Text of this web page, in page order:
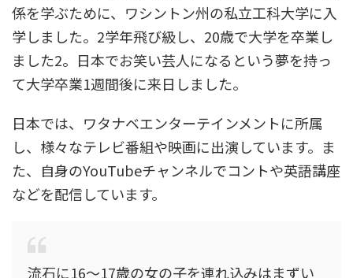
係を学ぶために、ワシントン州の私立工科大学に入
学しました。2学年飛び級し、20歳で大学を卒業し
ました2。日本でお笑い芸人になるという夢を持っ
て大学卒業1週間後に来日しました。
日本では、ワタナベエンターテインメントに所属
し、様々なテレビ番組や映画に出演しています。ま
た、自身のYouTubeチャンネルでコントや英語講座
などを配信しています。
流石に16〜17歳の女の子を連れ込みはまずい